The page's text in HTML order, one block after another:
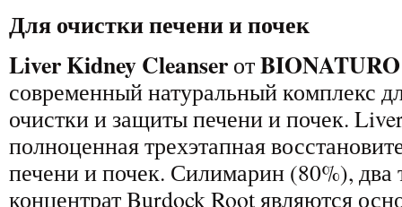
Для очистки печени и почек
Liver Kidney Cleanser от
современный натуральный комплекс
очистки и защиты печени и почек.
полноценная трехэтапная
печени и почек. Силимарин (80%), два
концентрат Burdock Root являются